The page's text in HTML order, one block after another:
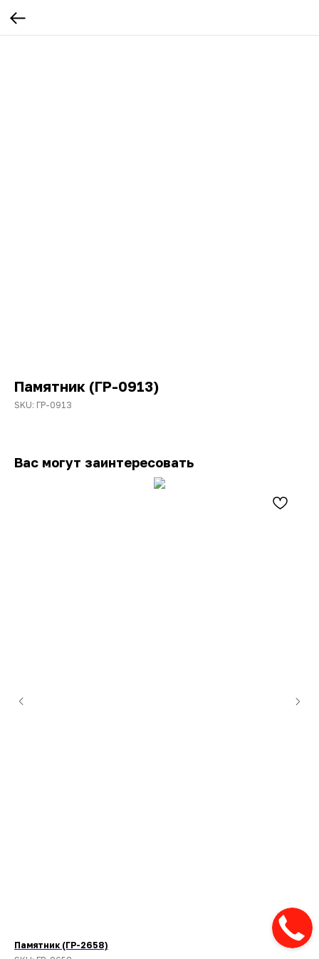
Памятник (ГР-0913)
SKU: ГР-0913
Вас могут заинтересовать
Памятник (ГР-2658)